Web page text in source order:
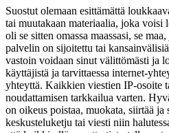
Suostut olemaan esittämättä
tai muutakaan materiaalia, joka voisi
oli se sitten omassa maassasi, se
palvelin on sijoitettu tai
vastoin voidaan sinut välittömästi ja
käyttäjistä ja tarvittaessa internet-
yhteyttä. Kaikkien viestien IP-osoite
noudattamisen tarkkailua varten.
on oikeus poistaa, muokata, siirtää ja
keskusteluketju tai viesti niin